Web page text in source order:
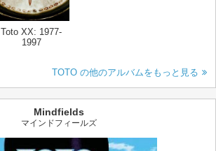
Toto XX: 1977-
1997
TOTO の他のアルバムをもっと見る
Mindfields
マインドフィールズ